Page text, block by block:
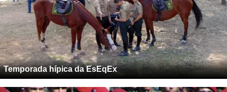
Temporada hípica da EsEqEx